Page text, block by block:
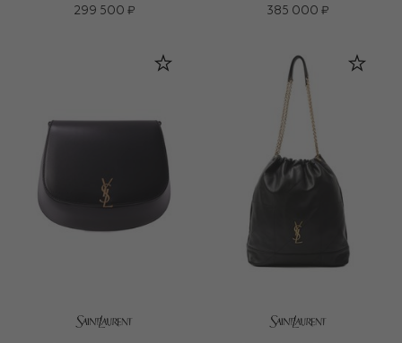
299 500 ₽
385 000 ₽